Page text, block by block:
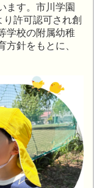
ます。市川学園
許可認可され創
学校の附属幼稚
方針をもとに、